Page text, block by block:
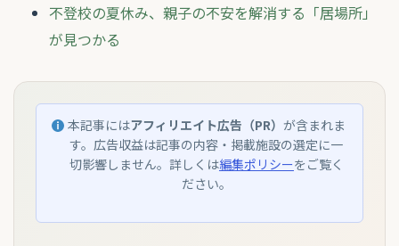
不登校の夏休み、親子の不安を解消する「居場所」
が見つかる
本記事にはアフィリエイト広告（PR） が含まれま
す。広告収益は記事の内容・掲載施設の選定に一
切影響しません。詳しくは編集ポリシーをご覧く
ださい。